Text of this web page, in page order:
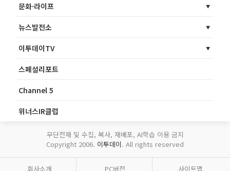
문화·라이프
뉴스발전소
이투데이TV
스페셜리포트
Channel 5
위너스IR클럽
무단전재 및 수집, 복사, 재배포, AI학습 이용 금지
Copyright 2006. 이투데이. All rights reserved
회사소개 PC버전 사이트맵